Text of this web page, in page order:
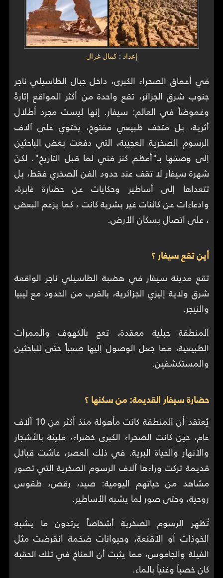
إعداد : كمال غزال
في أعماق الصحراء الكبرى، داخل جبال الطاسيلي ناجر
جنوب شرق الجزائر، تقع واحدة من أكثر المواقع إثارةً
وغموضاً في العالم: سيفار. إنها ليست مجرد أطلال
أثرية، بل متحف طبيعي مفتوح، يحتوي على آلاف
الرسوم الصخرية العجيبة، التي دفعت بعض الباحثين
إلى وصفها بـ"أعظم كنز فني لما قبل التاريخ". لكنّ
شهرة سيفار لا تقف عند حدود الفن الصخري فقط، بل
تتعداها إلى أساطير وحكايات عن حضارة غابرة،
وادعاءات عن كائنات غير بشرية كانت ، كما يزعم البعض
، على اتصال بسكان الأرض.
أين تقع سيفار ؟
تقع مدينة سيفار في هضبة الطاسيلي ناجر الواقعة
شرق ولاية إليزي الجزائرية، بالقرب من الحدود مع ليبيا
والنيجر.
المنطقة جبلية معقدة، تعج بالكهوف والممرات
الطبيعية، مما جعل الوصول إليها صعباً حتى للباحثين
والمستكشفين.
حضارة سيفار القديمة: من سكنها ؟
يُعتقد أن المنطقة كانت مأهولة منذ أكثر من 10 آلاف
عام، حين كانت الصحراء الكبرى خضراء، مليئة بالأشجار
والأنهار والحياة البرية. في ذلك العصر، عاشت قبائل
قديمة تركت وراءها آلاف الرسوم الصخرية التي تصور
مشاهد من حياتهم اليومية: صيد، رقص، طقوس
روحية، وحتى صور لما يشبه الأساطير.
تُظهر الرسوم الصخرية أشخاصاً يرتدون ما يشبه
الخوذات أو الأقنعة، وحيوانات ضخمة انقرضت مثل
الفيلة والجاموس، مما يثبت أن المناخ في تلك الحقبة
كان خصباً وغنياً بالماء.